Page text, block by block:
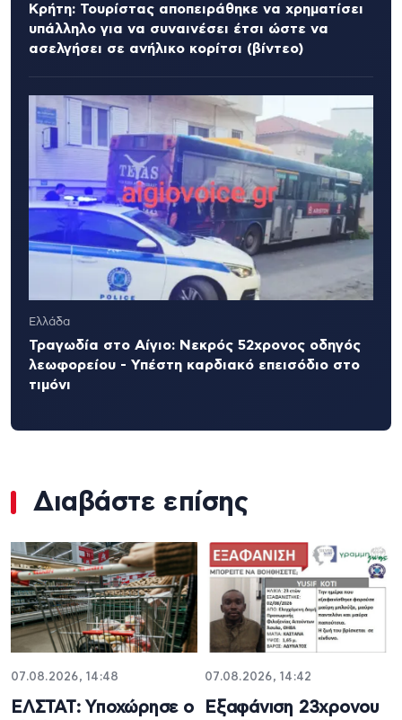
Κρήτη: Τουρίστας αποπειράθηκε να χρηματίσει
υπάλληλο για να συναινέσει έτσι ώστε να
ασελγήσει σε ανήλικο κορίτσι (βίντεο)
Ελλάδα
Τραγωδία στο Αίγιο: Νεκρός 52χρονος οδηγός
λεωφορείου - Υπέστη καρδιακό επεισόδιο στο
τιμόνι
Διαβάστε επίσης
07.08.2026, 14:48
ΕΛΣΤΑΤ: Υποχώρησε ο
07.08.2026, 14:42
Εξαφάνιση 23χρονου